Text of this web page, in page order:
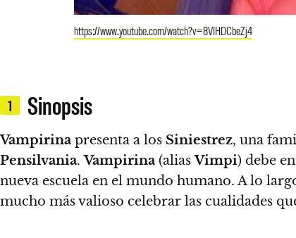
https://www.youtube.com/watch?v=8VIHDCbeZj4
1 Sinopsis
Vampirina presenta a los Siniestrez, una
Pensilvania.Vampirina (aliasVimpi) debe
nueva escuela en el mundo humano. A lo
mucho más valioso celebrar las cualidades